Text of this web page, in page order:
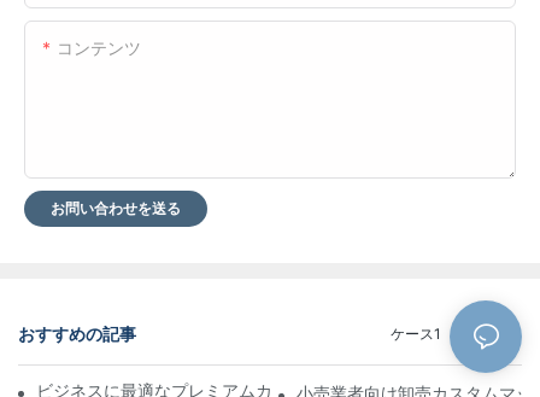
コンテンツ
お問い合わせを送る
おすすめの記事 ブログ
ケース1
ビジネスに最適なプレミアムカスタムホテルマットレスメーカー
小売業者向け卸売カスタムマッ